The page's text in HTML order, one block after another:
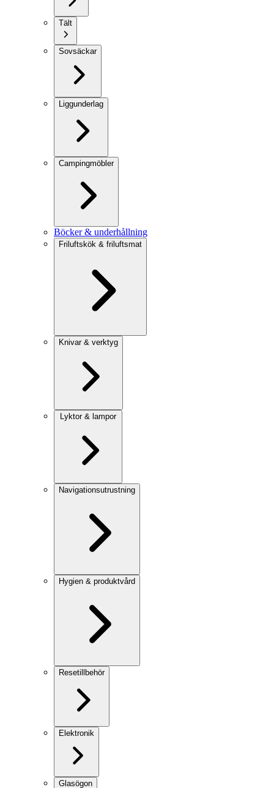
Tält
Sovsäckar
Liggunderlag
Campingmöbler
Böcker & underhållning
Friluftskök & friluftsmat
Knivar & verktyg
Lyktor & lampor
Navigationsutrustning
Hygien & produktvård
Resetillbehör
Elektronik
Glasögon